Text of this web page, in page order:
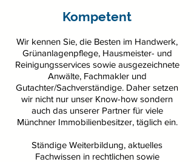
Kompetent
Wir kennen Sie, die Besten im Handwerk,
Grünanlagenpflege, Hausmeister- und
Reinigungsservices sowie ausgezeichnete
Anwälte, Fachmakler und
Gutachter/Sachverständige. Daher setzen
wir nicht nur unser Know-how sondern
auch das unserer Partner für viele
Münchner Immobilienbesitzer, täglich ein.
Ständige Weiterbildung, aktuelles
Fachwissen in rechtlichen sowie